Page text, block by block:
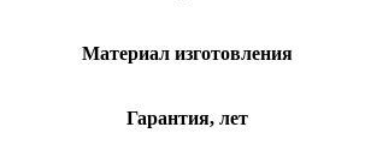
Материал изготовления
Гарантия, лет